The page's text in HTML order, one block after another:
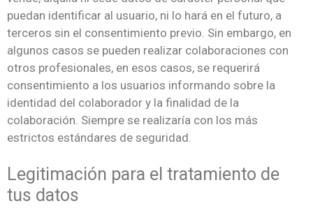
puedan identificar al usuario, ni lo hará en el futuro, a
terceros sin el consentimiento previo. Sin embargo, en
algunos casos se pueden realizar colaboraciones con
otros profesionales, en esos casos, se requerirá
consentimiento a los usuarios informando sobre la
identidad del colaborador y la finalidad de la
colaboración. Siempre se realizaría con los más
estrictos estándares de seguridad.
Legitimación para el tratamiento de
tus datos